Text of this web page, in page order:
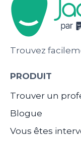
Trouvez
PRODUIT
Trouver un
Blogue
Vous êtes